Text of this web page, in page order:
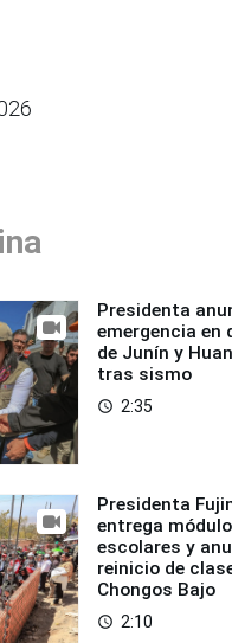
Presidenta
emergencia
de Junín y
tras sismo
access_time 2:35
Presidenta
entrega
escolares y
reinicio de
Chongos Bajo
access_time 2:10